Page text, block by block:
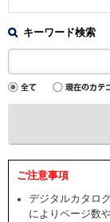
キーワード検索
ご注意事項
デジタルカタロ
によりページ数